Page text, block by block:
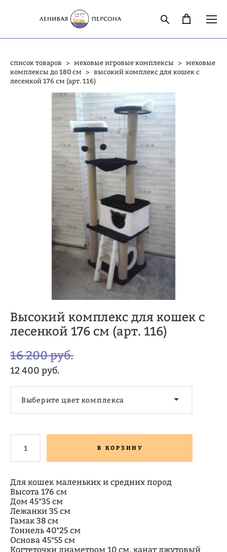
список товаров > меховые игровые комплексы > меховые
комплексы до 180 см > высокий комплекс для кошек с
лесенкой 176 см (арт. 116)
Высокий комплекс для кошек с
лесенкой 176 см (арт. 116)
16 200 pуб.
12 400 pуб.
Выберите цвет комплекса
В КОРЗИНУ
Для кошек маленьких и средних пород
Высота 176 см
Дом 45*35 см
Лежанки 35 см
Гамак 38 см
Тоннель 40*25 см
Основа 45*55 см
Когтеточки диаметром 10 см, канат джутовый